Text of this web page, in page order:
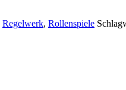
Regelwerk, Rollenspiele